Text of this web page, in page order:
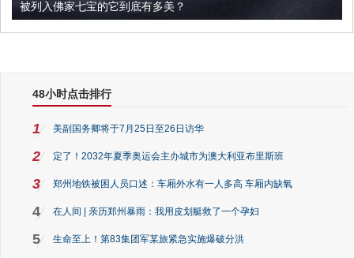
被列入佛家七宝的它到底有多美？
48小时点击排行
1 美副国务卿将于7月25日至26日访华
2 定了！2032年夏季奥运会主办城市为澳大利亚布里斯班
3 郑州地铁被困人员口述：车厢外水有一人多高 车厢内缺氧
4 在人间 | 亲历郑州暴雨：我用皮划艇救了一个孕妇
5 生命至上！第83集团军某旅紧急实施爆破分洪